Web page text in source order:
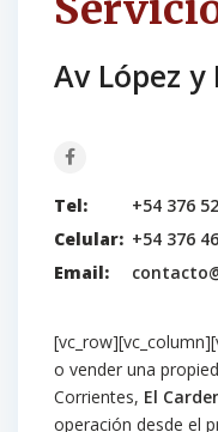
Av López y
Tel:
+54 376
Celular: +54 376
Email:
o vender una
Corrientes, El
operación desde el